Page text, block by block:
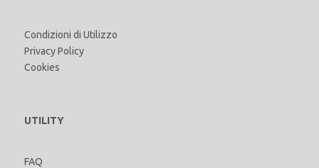
Condizioni di Utilizzo
Privacy Policy
Cookies
UTILITY
FAQ